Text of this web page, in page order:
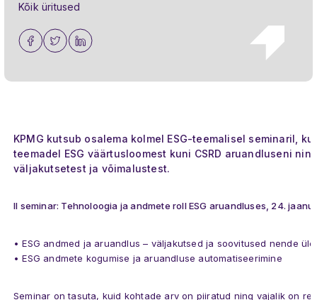
Kõik üritused
KPMG kutsub osalema kolmel ESG-teemalisel seminaril,
teemadel ESG väärtusloomest kuni CSRD aruandluseni
väljakutsetest ja võimalustest.
II seminar: Tehnoloogia ja andmete roll ESG aruandluses, 24.
• ESG andmed ja aruandlus – väljakutsed ja soovitused nende
• ESG andmete kogumise ja aruandluse automatiseerimine
Seminar ontasuta, kuid kohtade arv on piiratud ning vajalik on